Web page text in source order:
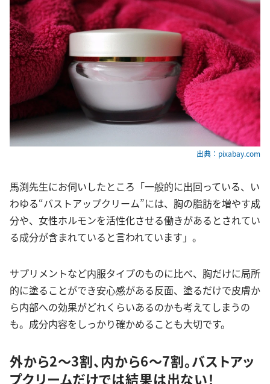
出典：pixabay.com
馬渕先生にお伺いしたところ「一般的に出回っている、い
わゆる“バストアップクリーム”には、胸の脂肪を増やす成
分や、女性ホルモンを活性化させる働きがあるとされてい
る成分が含まれていると言われています」。
サプリメントなど内服タイプのものに比べ、胸だけに局所
的に塗ることができ安心感がある反面、塗るだけで皮膚か
ら内部への効果がどれくらいあるのかも考えてしまうの
も。成分内容をしっかり確かめることも大切です。
外から2〜3割、内から6〜7割。バストアッ
プクリームだけでは結果は出ない！